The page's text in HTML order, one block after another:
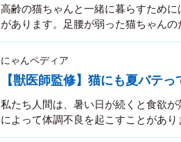
高齢の猫ちゃんと一緒に暮らすため
があります。足腰が弱った猫ちゃん
床材を歩きやすいものに変えるなど
もの。とは言え、あまり急激に変え
トレスは大敵！とくに模様替えや引
与えてしまいます。猫ちゃんの動き
にゃんペディア
【獣医師監修】猫にも夏バテ
私たち人間は、暑い日が続くと食欲
によって体調不良を起こすことがあ
します。